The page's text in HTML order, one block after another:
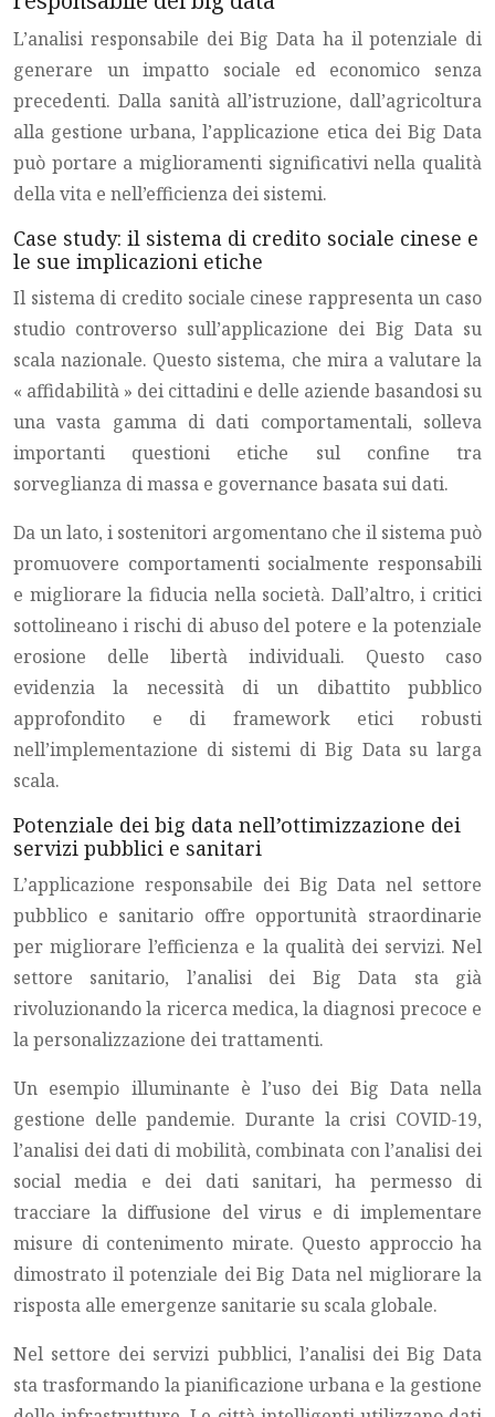
L’analisi responsabile dei Big Data ha il potenziale di
generare un impatto sociale ed economico senza
precedenti. Dalla sanità all’istruzione, dall’agricoltura
alla gestione urbana, l’applicazione etica dei Big Data
può portare a miglioramenti significativi nella qualità
della vita e nell’efficienza dei sistemi.
Case study: il sistema di credito sociale cinese e
le sue implicazioni etiche
Il sistema di credito sociale cinese rappresenta un caso
studio controverso sull’applicazione dei Big Data su
scala nazionale. Questo sistema, che mira a valutare la
« affidabilità » dei cittadini e delle aziende basandosi su
una vasta gamma di dati comportamentali, solleva
importanti questioni etiche sul confine tra
sorveglianza di massa e governance basata sui dati.
Da un lato, i sostenitori argomentano che il sistema può
promuovere comportamenti socialmente responsabili
e migliorare la fiducia nella società. Dall’altro, i critici
sottolineano i rischi di abuso del potere e la potenziale
erosione delle libertà individuali. Questo caso
evidenzia la necessità di un dibattito pubblico
approfondito e di framework etici robusti
nell’implementazione di sistemi di Big Data su larga
scala.
Potenziale dei big data nell’ottimizzazione dei
servizi pubblici e sanitari
L’applicazione responsabile dei Big Data nel settore
pubblico e sanitario offre opportunità straordinarie
per migliorare l’efficienza e la qualità dei servizi. Nel
settore sanitario, l’analisi dei Big Data sta già
rivoluzionando la ricerca medica, la diagnosi precoce e
la personalizzazione dei trattamenti.
Un esempio illuminante è l’uso dei Big Data nella
gestione delle pandemie. Durante la crisi COVID-19,
l’analisi dei dati di mobilità, combinata con l’analisi dei
social media e dei dati sanitari, ha permesso di
tracciare la diffusione del virus e di implementare
misure di contenimento mirate. Questo approccio ha
dimostrato il potenziale dei Big Data nel migliorare la
risposta alle emergenze sanitarie su scala globale.
Nel settore dei servizi pubblici, l’analisi dei Big Data
sta trasformando la pianificazione urbana e la gestione